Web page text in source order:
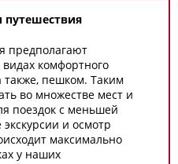
путешествия
предполагают
комфортного
также, пешком. Таким
во множестве мест и
поездок с меньшей
и осмотр
максимально
у наших